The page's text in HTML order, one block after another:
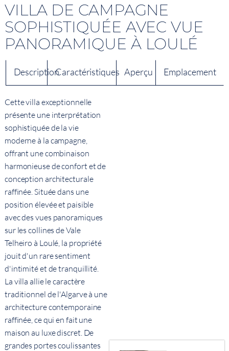
VILLA DE CAMPAGNE
SOPHISTIQUÉE AVEC VUE
PANORAMIQUE À LOULÉ
DescriptionCaractéristiques Aperçu Emplacement
Cette villa exceptionnelle
présente une interprétation
sophistiquée de la vie
moderne à la campagne,
offrant une combinaison
harmonieuse de confort et de
conception architecturale
raffinée. Située dans une
position élevée et paisible
avec des vues panoramiques
sur les collines de Vale
Telheiro à Loulé, la propriété
jouit d'un rare sentiment
d'intimité et de tranquillité.
La villa allie le caractère
traditionnel de l'Algarve à une
architecture contemporaine
raffinée, ce qui en fait une
maison au luxe discret. De
grandes portes coulissantes